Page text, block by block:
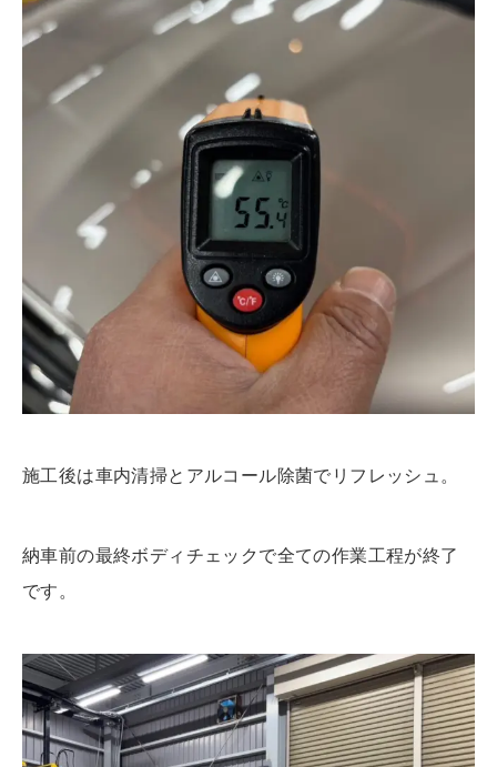
施工後は車内清掃とアルコール除菌でリフレッシュ。
納車前の最終ボディチェックで全ての作業工程が終了
です。